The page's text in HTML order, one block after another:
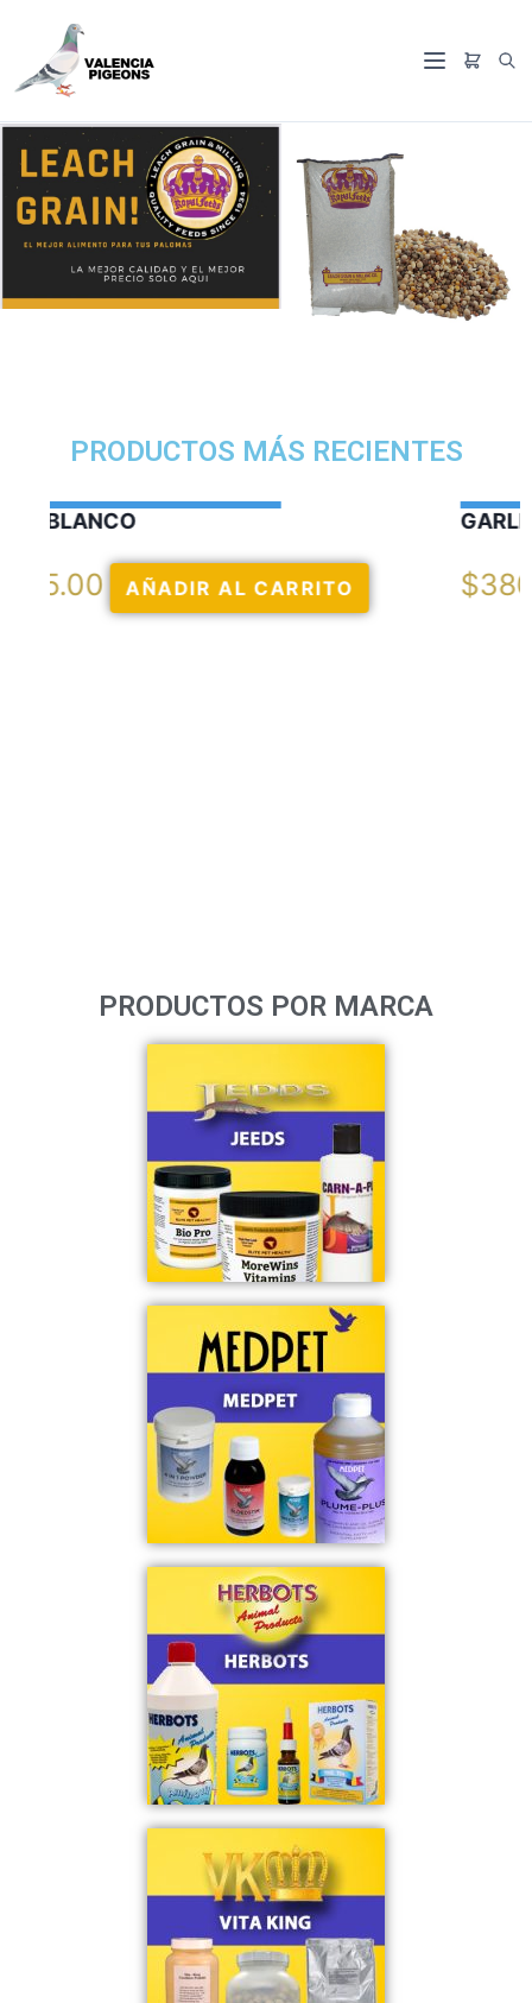
PRODUCTOS MÁS RECIENTES
GARLIC OIL VERCELAGA
$380.00 AÑADIR AL CARRITO
PRODUCTOS POR MARCA